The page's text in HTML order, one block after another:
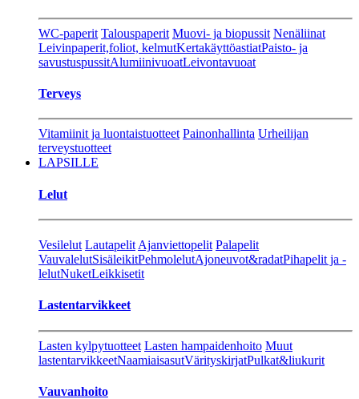
WC-paperit Talouspaperit Muovi- ja biopussit Nenäliinat
Leivinpaperit,foliot, kelmutKertakäyttöastiatPaisto- ja
savustuspussitAlumiinivuoatLeivontavuoat
Terveys
Vitamiinit ja luontaistuotteet Painonhallinta Urheilijan
terveystuotteet
LAPSILLE
Lelut
Vesilelut Lautapelit Ajanviettopelit Palapelit
VauvalelutSisäleikitPehmolelutAjoneuvot&radatPihapelit ja -
lelutNuketLeikkisetit
Lastentarvikkeet
Lasten kylpytuotteet Lasten hampaidenhoito Muut
lastentarvikkeetNaamiaisasutVärityskirjatPulkat&liukurit
Vauvanhoito